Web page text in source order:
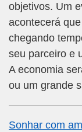
objetivos. Um
acontecerá
chegando
seu parceiro e
A economia
ou um grande
Sonhar com